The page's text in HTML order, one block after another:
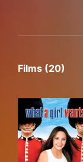
Films (20)